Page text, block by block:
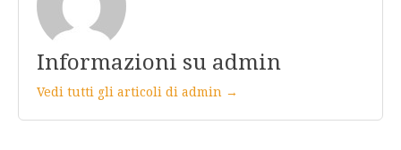
Informazioni su admin
Vedi tutti gli articoli di admin →